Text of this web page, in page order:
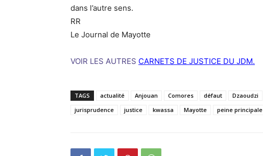
dans l’autre sens.
RR
Le Journal de Mayotte
VOIR LES AUTRES CARNETS DE JUSTICE DU JDM.
TAGS actualité Anjouan Comores défaut Dzaoudzi
jurisprudence
justice kwassa Mayotte peine principale